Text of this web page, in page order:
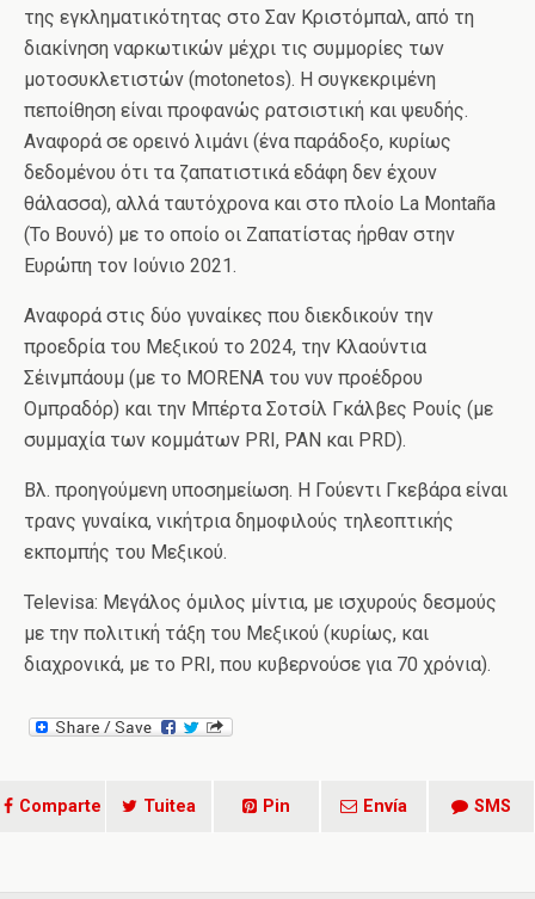
της εγκληματικότητας στο Σαν Κριστόμπαλ, από τη
διακίνηση ναρκωτικών μέχρι τις συμμορίες των
μοτοσυκλετιστών (motonetos). Η συγκεκριμένη
πεποίθηση είναι προφανώς ρατσιστική και ψευδής.
Αναφορά σε ορεινό λιμάνι (ένα παράδοξο, κυρίως
δεδομένου ότι τα ζαπατιστικά εδάφη δεν έχουν
θάλασσα), αλλά ταυτόχρονα και στο πλοίο La Montaña
(Το Βουνό) με το οποίο οι Ζαπατίστας ήρθαν στην
Ευρώπη τον Ιούνιο 2021.
Αναφορά στις δύο γυναίκες που διεκδικούν την
προεδρία του Μεξικού το 2024, την Κλαούντια
Σέινμπάουμ (με το MORENA του νυν προέδρου
Ομπραδόρ) και την Μπέρτα Σοτσίλ Γκάλβες Ρουίς (με
συμμαχία των κομμάτων PRI, PAN και PRD).
Βλ. προηγούμενη υποσημείωση. Η Γούεντι Γκεβάρα είναι
τρανς γυναίκα, νικήτρια δημοφιλούς τηλεοπτικής
εκπομπής του Μεξικού.
Televisa: Μεγάλος όμιλος μίντια, με ισχυρούς δεσμούς
με την πολιτική τάξη του Μεξικού (κυρίως, και
διαχρονικά, με το PRI, που κυβερνούσε για 70 χρόνια).
Comparte Tuitea Pin Envía SMS